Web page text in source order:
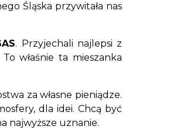
Śląska przywitała nas
. Przyjechali najlepsi z
właśnie ta mieszanka
za własne pieniądze.
dla idei. Chcą być
najwyższe uznanie.